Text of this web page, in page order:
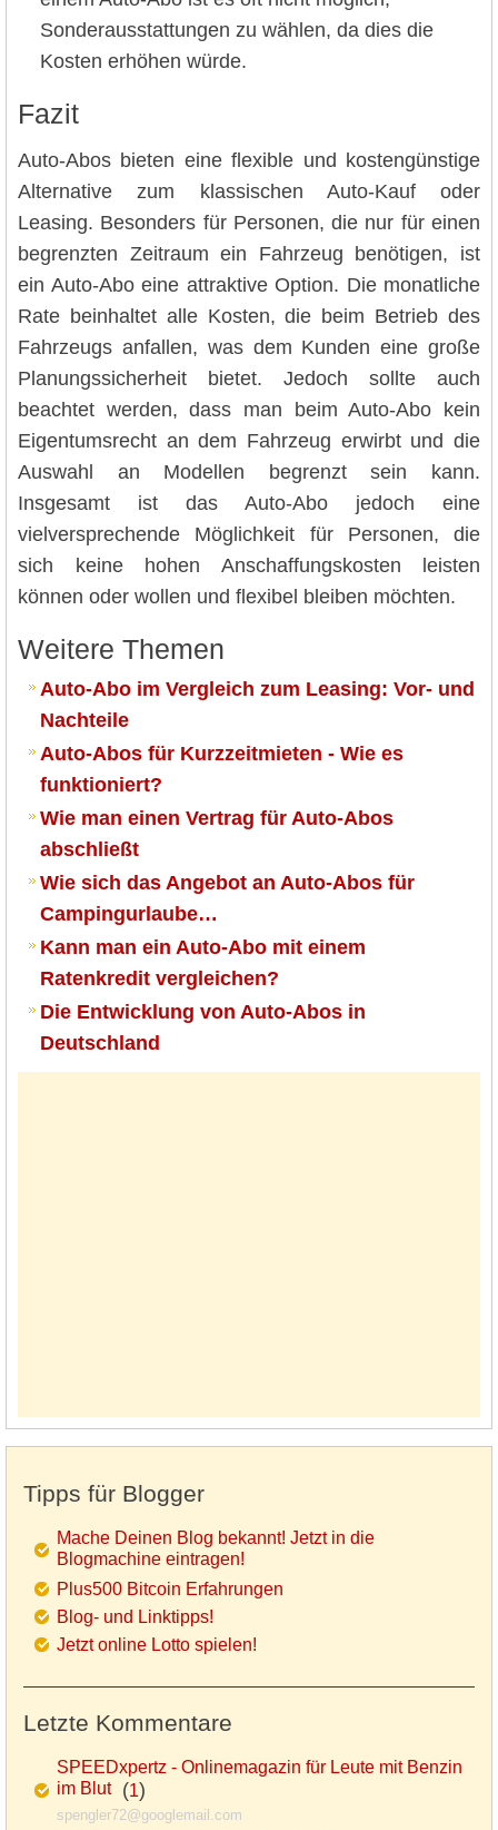
Sonderausstattungen zu wählen, da dies die
Kosten erhöhen würde.
Fazit
Auto-Abos bieten eine flexible und kostengünstige
Alternative zum klassischen Auto-Kauf oder
Leasing. Besonders für Personen, die nur für einen
begrenzten Zeitraum ein Fahrzeug benötigen, ist
ein Auto-Abo eine attraktive Option. Die monatliche
Rate beinhaltet alle Kosten, die beim Betrieb des
Fahrzeugs anfallen, was dem Kunden eine große
Planungssicherheit bietet. Jedoch sollte auch
beachtet werden, dass man beim Auto-Abo kein
Eigentumsrecht an dem Fahrzeug erwirbt und die
Auswahl an Modellen begrenzt sein kann.
Insgesamt ist das Auto-Abo jedoch eine
vielversprechende Möglichkeit für Personen, die
sich keine hohen Anschaffungskosten leisten
können oder wollen und flexibel bleiben möchten.
Weitere Themen
Auto-Abo im Vergleich zum Leasing: Vor- und
Nachteile
Auto-Abos für Kurzzeitmieten - Wie es
funktioniert?
Wie man einen Vertrag für Auto-Abos
abschließt
Wie sich das Angebot an Auto-Abos für
Campingurlaube…
Kann man ein Auto-Abo mit einem
Ratenkredit vergleichen?
Die Entwicklung von Auto-Abos in
Deutschland
Tipps für Blogger
Mache Deinen Blog bekannt! Jetzt in die
Blogmachine eintragen!
Plus500 Bitcoin Erfahrungen
Blog- und Linktipps!
Jetzt online Lotto spielen!
Letzte Kommentare
SPEEDxpertz - Onlinemagazin für Leute mit Benzin
im Blut(1)
spengler72@googlemail.com